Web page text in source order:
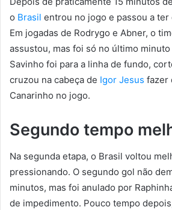
o Brasil entrou no jogo e passou a
Em jogadas de Rodrygo e Abner, o
assustou, mas foi só no último
Savinho foi para a linha de fundo,
cruzou na cabeça de Igor Jesus fazer
Canarinho no jogo.
Segundo tempo
Na segunda etapa, o Brasil voltou
pressionando. O segundo gol não
minutos, mas foi anulado por
de impedimento. Pouco tempo